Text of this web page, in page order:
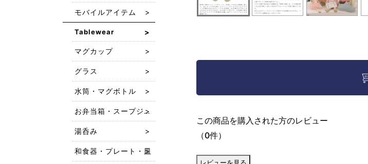
この商品を購入された方のレビュー
（0件）
モバイルアイテム
Tablewear
マグカップ
グラス
水筒・マグボトル
お弁当箱・スープジャー
湯呑み
和食器・プレート・皿